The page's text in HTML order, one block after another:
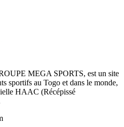
MEGA SPORTS, est un site
sportifs au Togo et dans le monde,
HAAC (Récépissé